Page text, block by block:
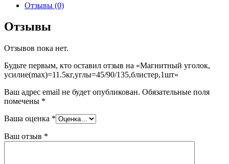
Отзывы (0)
Отзывы
Отзывов пока нет.
Будьте первым, кто оставил отзыв на «Магнитный уголок,
усилие(max)=11.5кг,углы=45/90/135,блистер,1шт»
Ваш адрес email не будет опубликован. Обязательные поля
помечены *
Ваша оценка *
Ваш отзыв *